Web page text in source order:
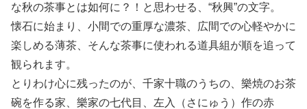
な秋の茶事とは如何に？！と思わせる、“秋興”の文字。
懐石に始まり、小間での重厚な濃茶、広間での心軽やかに
楽しめる薄茶、そんな茶事に使われる道具組が順を追って
観られます。
とりわけ心に残ったのが、千家十職のうちの、樂焼のお茶
碗を作る家、樂家の七代目、左入（さにゅう）作の赤